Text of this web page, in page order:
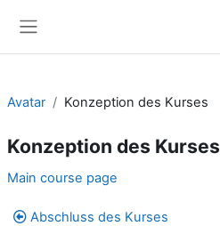
Avatar Konzeption des Kurses
Konzeption des Kurses
Section outline
Main course page
Abschluss des Kurses